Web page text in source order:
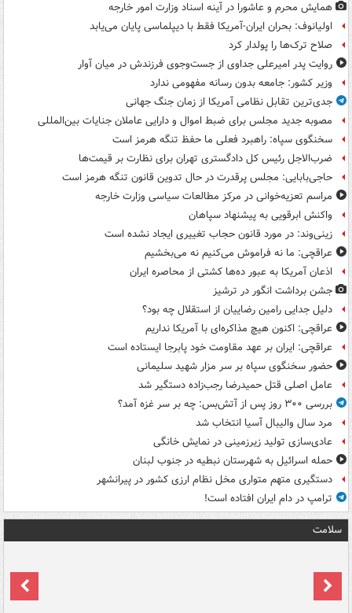
همایش محرم و عاشورا در آینه اسناد وزارت امور خارجه
اولیانوف: بحران ایران-آمریکا فقط با دیپلماسی پایان می‌یابد
صلاح ترک‌ها را پولدار کرد
روایت پدر امیرعلی جداوی از جست‌وجوی فرزندش در میان آوار
وزیر کشور: جامعه بدون رسانه مفهومی ندارد
جدی‌ترین تقابل نظامی آمریکا از زمان جنگ جهانی
مصوبه جدید مجلس برای ضبط اموال و دارایی عاملان جنایات بین‌المللی
سخنگوی سپاه: راهبرد فعلی ما حفظ تنگه هرمز است
ضرب‌الاجل رئیس کل دادگستری تهران برای نظارت بر قیمت‌ها
حاجی‌بابایی: مجلس پرقدرت در حال تدوین قانون تنگه هرمز است
مراسم تعزیه‌خوانی در مرکز مطالعات سیاسی وزارت خارجه
واکنش ابرقویی به پیشنهاد سپاهان
زینی‌وند: در مورد قانون حجاب تغییری ایجاد نشده است
عراقچی: ما نه فراموش می‌کنیم نه می‌بخشیم
اذعان آمریکا به عبور ده‌ها کشتی از محاصره ایران
جشن برداشت انگور در ترشیز
دلیل جدایی رامین رضاییان از استقلال چه بود؟
عراقچی: اکنون هیچ مذاکره‌ای با آمریکا نداریم
عراقچی: ایران بر عهد مقاومت خود پابرجا ایستاده است
حضور سخنگوی سپاه بر سر مزار شهید سلیمانی
عامل اصلی قتل حمیدرضا رجب‌زاده دستگیر شد
بررسی ۳۰۰ روز پس از آتش‌بس: چه بر سر غزه آمد؟
مرد سال والیبال آسیا انتخاب شد
عادی‌سازی تولید زیرزمینی در نمایش خانگی
حمله اسرائیل به شهرستان نبطیه در جنوب لبنان
دستگیری متهم متواری مخل نظام ارزی کشور در پیرانشهر
ترامپ در دام ایران افتاده است!
سلامت